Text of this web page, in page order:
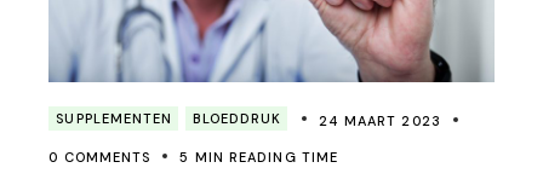
SUPPLEMENTEN BLOEDDRUK 24 MAART 2023
0 COMMENTS 5 MIN READING TIME